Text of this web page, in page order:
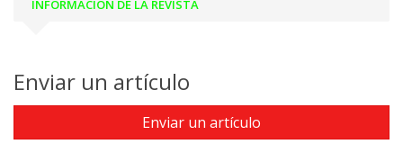
INFORMACIÓN DE LA REVISTA
Enviar un artículo
Enviar un artículo